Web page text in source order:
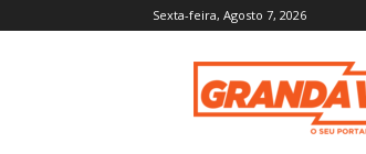
Sexta-feira, Agosto 7, 2026